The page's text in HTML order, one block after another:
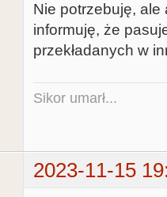
Nie potrzebuję, ale
informuję, że
przekładanych w
Sikor umarł...
2023-11-15